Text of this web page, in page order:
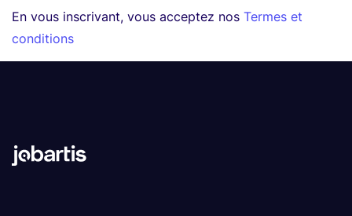
En vous inscrivant, vous acceptez nos Termes et
conditions